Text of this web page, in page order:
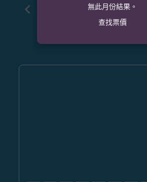
chevron_left
無此月份結果。
查找票價